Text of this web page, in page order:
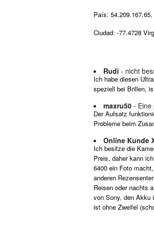
País:
Ciudad: -77.4728
Rudi - nicht
Ich habe diesen
speziell bei Brillen,
maxru50 - Eine
Der Aufsatz
Probleme beim
Online Kunde
Ich besitze die
Preis, daher kann
6400 ein Foto
anderen
Reisen oder nachts
von Sony, den Akku
ist ohne Zweifel